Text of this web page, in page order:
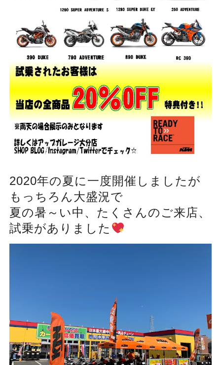
2020年の夏に一度開催しましたが
もっちろん大盛況で
夏の暑～い中、たくさんのご来店、
試乗がありました